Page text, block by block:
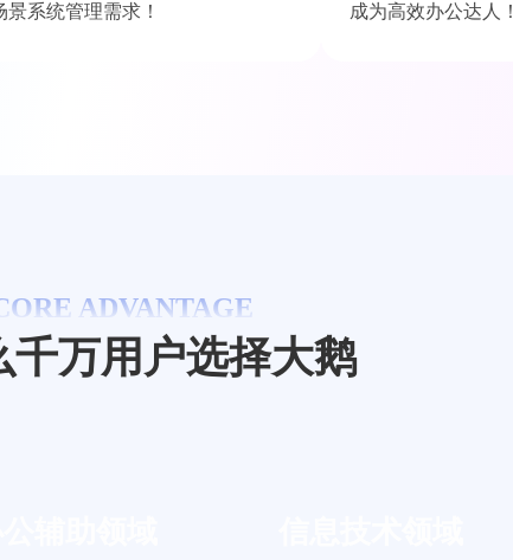
系统管理需求！
成为高效办公达人！
ADVANTAGE
千万用户选择大鹅